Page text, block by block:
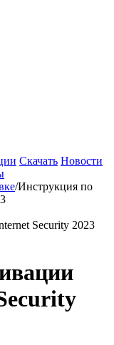
Скачать Новости
/Инструкция по